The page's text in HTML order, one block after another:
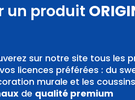
un produit
sur notre site tous les
licences préférées : du
murale et les
de qualité premium